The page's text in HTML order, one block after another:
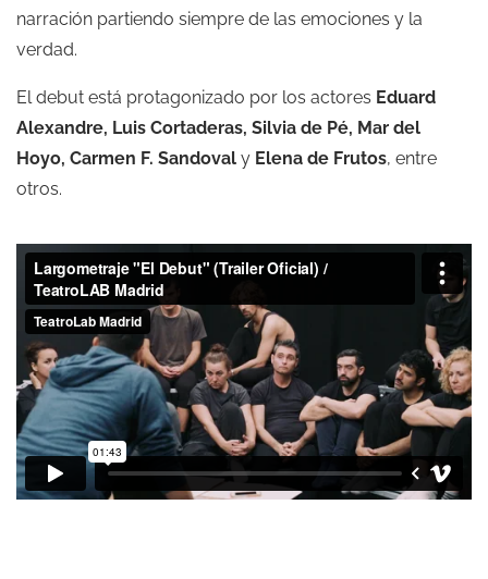
narración partiendo siempre de las emociones y la
verdad.
El debut está protagonizado por los actores Eduard
Alexandre, Luis Cortaderas, Silvia de Pé, Mar del
Hoyo, Carmen F. Sandoval y Elena de Frutos, entre
otros.